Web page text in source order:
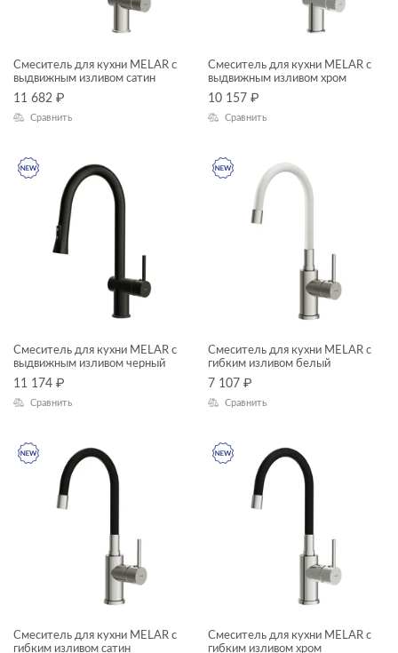
Смеситель для кухни MELAR с
выдвижным изливом сатин
11 682 ₽
Сравнить
Смеситель для кухни MELAR с
выдвижным изливом хром
10 157 ₽
Сравнить
Смеситель для кухни MELAR с
выдвижным изливом черный
11 174 ₽
Сравнить
Смеситель для кухни MELAR с
гибким изливом белый
7 107 ₽
Сравнить
Смеситель для кухни MELAR с
гибким изливом сатин
Смеситель для кухни MELAR с
гибким изливом хром